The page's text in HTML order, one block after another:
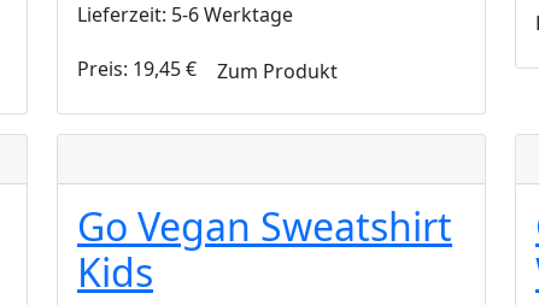
Lieferzeit: 5-6 Werktage
Preis: 19,45€ Zum Produkt
Go Vegan Sweatshirt
Kids